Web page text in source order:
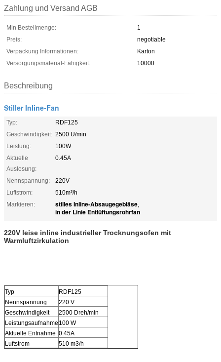
Zahlung und Versand AGB
Min Bestellmenge:
1
Preis:
negotiable
Verpackung Informationen:
Karton
Versorgungsmaterial-Fähigkeit:
10000
Beschreibung
Stiller Inline-Fan
Typ:
RDF125
Geschwindigkeit: 2500 U/min
Leistung:
100W
Aktuelle
Auslosung:
0.45A
Nennspannung:
220V
Luftstrom:
510m³/h
Markieren:
stilles Inline-Absaugegebläse,
in der Linie Entlüftungsrohrfan
220V leise inline industrieller Trocknungsofen mit
Warmluftzirkulation
Typ
RDF125
Nennspannung
220 V
Geschwindigkeit
2500 Dreh/min
Leistungsaufnahme 100 W
Aktuelle Entnahme 0.45A
Luftstrom
510 m3/h